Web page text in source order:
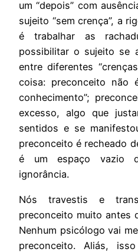
um “depois” com
sujeito “sem crença”, a
é trabalhar as
possibilitar o sujeito se
entre diferentes
coisa: preconceito não
conhecimento”;
excesso, algo que
sentidos e se
preconceito é recheado
é um espaço vazio
ignorância.
Nós travestis e
preconceito muito antes
Nenhum psicólogo vai
preconceito. Aliás,